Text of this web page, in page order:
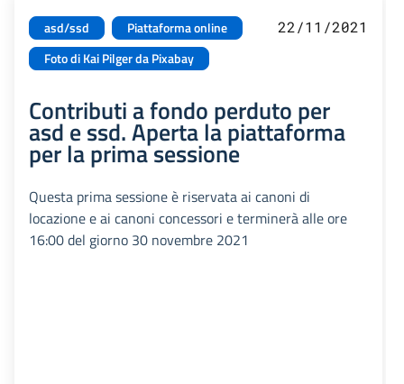
asd/ssd
Piattaforma online
Foto di Kai Pilger da Pixabay
22/11/2021
Contributi a fondo perduto per
asd e ssd. Aperta la piattaforma
per la prima sessione
Questa prima sessione è riservata ai canoni di
locazione e ai canoni concessori e terminerà alle ore
16:00 del giorno 30 novembre 2021